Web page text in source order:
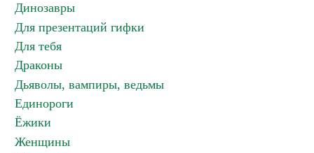
Динозавры
Для презентаций гифки
Для тебя
Драконы
Дьяволы, вампиры, ведьмы
Единороги
Ёжики
Женщины